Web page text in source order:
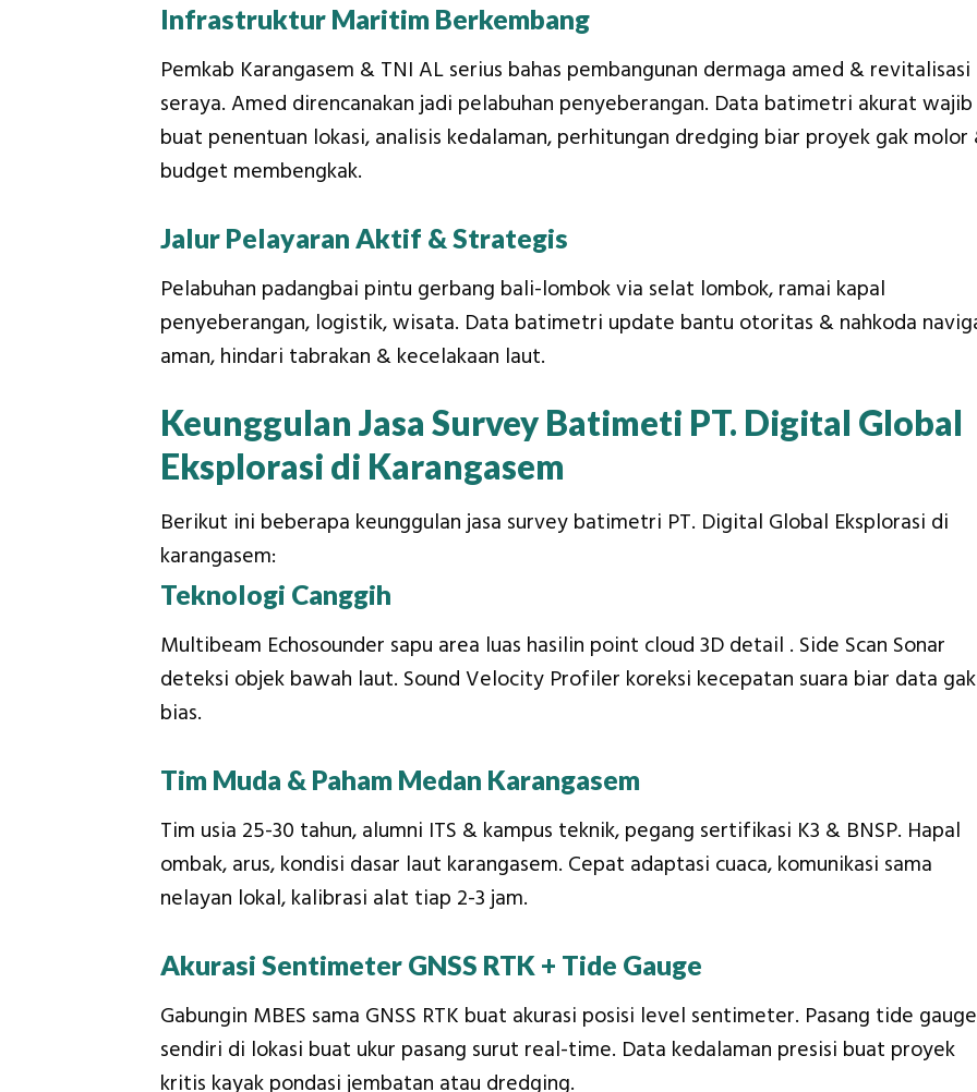
Infrastruktur Maritim Berkembang
Pemkab Karangasem & TNI AL serius bahas pembangunan dermaga amed & revitalisasi
seraya. Amed direncanakan jadi pelabuhan penyeberangan. Data batimetri akurat wajib
buat penentuan lokasi, analisis kedalaman, perhitungan dredging biar proyek gak molor
budget membengkak.
Jalur Pelayaran Aktif & Strategis
Pelabuhan padangbai pintu gerbang bali-lombok via selat lombok, ramai kapal
penyeberangan, logistik, wisata. Data batimetri update bantu otoritas & nahkoda
aman, hindari tabrakan & kecelakaan laut.
Keunggulan Jasa Survey Batimeti PT. Digital Global
Eksplorasi di Karangasem
Berikut ini beberapa keunggulan jasa survey batimetri PT. Digital Global Eksplorasi di
karangasem:
Teknologi Canggih
Multibeam Echosounder sapu area luas hasilin point cloud 3D detail . Side Scan Sonar
deteksi objek bawah laut. Sound Velocity Profiler koreksi kecepatan suara biar data gak
bias.
Tim Muda & Paham Medan Karangasem
Tim usia 25-30 tahun, alumni ITS & kampus teknik, pegang sertifikasi K3 & BNSP. Hapal
ombak, arus, kondisi dasar laut karangasem. Cepat adaptasi cuaca, komunikasi sama
nelayan lokal, kalibrasi alat tiap 2-3 jam.
Akurasi Sentimeter GNSS RTK + Tide Gauge
Gabungin MBES sama GNSS RTK buat akurasi posisi level sentimeter. Pasang tide gauge
sendiri di lokasi buat ukur pasang surut real-time. Data kedalaman presisi buat proyek
kritis kayak pondasi jembatan atau dredging.